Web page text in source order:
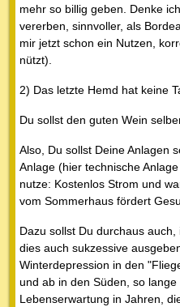
mehr so billig geben. Denke
vererben, sinnvoller, als
mir jetzt schon ein Nutzen,
nützt).
2) Das letzte Hemd hat keine
Du sollst den guten Wein
Also, Du sollst Deine Anlagen
Anlage (hier technische
nutze: Kostenlos Strom und
vom Sommerhaus fördert
Dazu sollst Du durchaus
dies auch sukzessive
Winterdepression in den
und ab in den Süden, so
Lebenserwartung in Jahren,